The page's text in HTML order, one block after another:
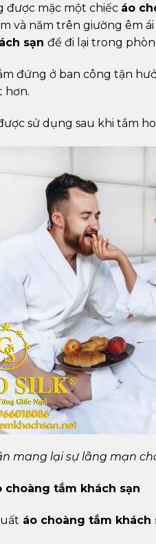
được mặc một chiếc áo
và năm trên giường êm
sạn để đi lại trong
đứng ở ban công tận
hơn.
sử dụng sau khi tắm
mang lại sự lãng mạn
choàng tắm khách sạn
áo choàng tắm khách